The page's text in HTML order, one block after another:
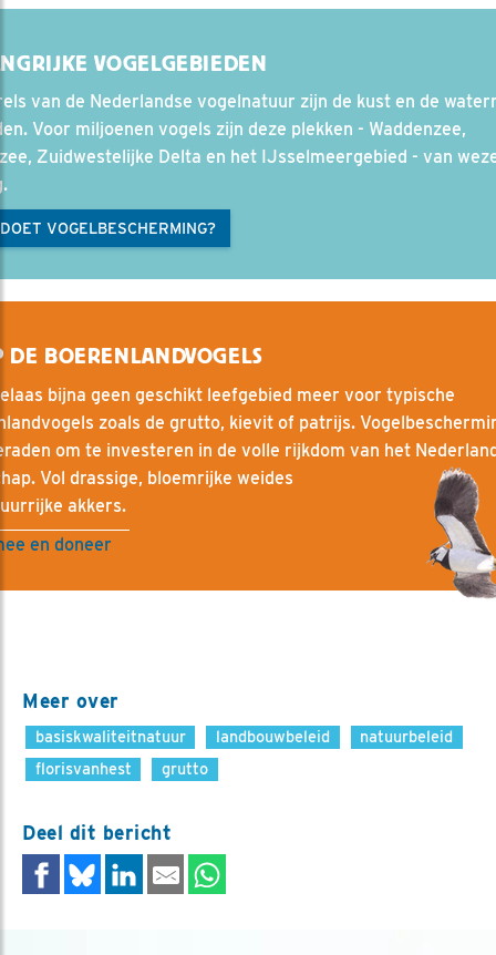
VOGELGEBIEDEN
van de Nederlandse vogelnatuur zijn de kust en de
Voor miljoenen vogels zijn deze plekken - Waddenzee,
Zuidwestelijke Delta en het IJsselmeergebied - van
VOGELBESCHERMING?
DE BOERENLANDVOGELS
bijna geen geschikt leefgebied meer voor typische
zoals de grutto, kievit of patrijs.
om te investeren in de volle rijkdom van het
Vol drassige, bloemrijke weides
akkers.
en doneer
Meer over
basiskwaliteitnatuur landbouwbeleid
natuurbeleid
florisvanhest
grutto
Deel dit bericht